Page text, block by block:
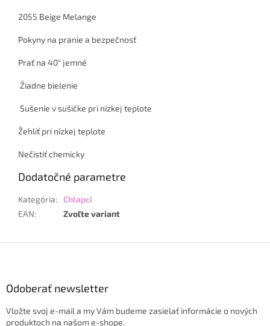
2055 Beige Melange
Pokyny na pranie a bezpečnosť
Prať na 40° jemné
Žiadne bielenie
Sušenie v sušičke pri nízkej teplote
Žehliť pri nízkej teplote
Nečistiť chemicky
Dodatočné parametre
Kategória: Chlapci
EAN: Zvoľte variant
Odoberať newsletter
Vložte svoj e-mail a my Vám budeme zasielať informácie o nových
produktoch na našom e-shope.